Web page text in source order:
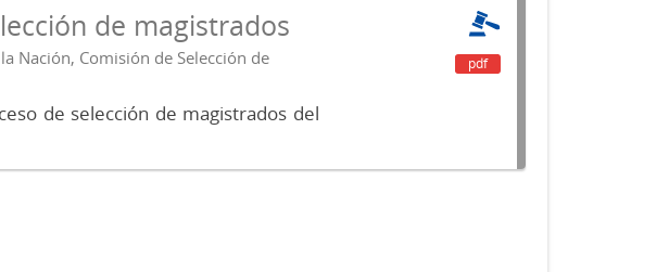
de magistrados
Nación, Comisión de Selección de
de selección de magistrados del
pdf